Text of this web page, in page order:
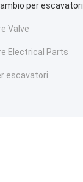
per escavatori
Valve
Electrical Parts
escavatori